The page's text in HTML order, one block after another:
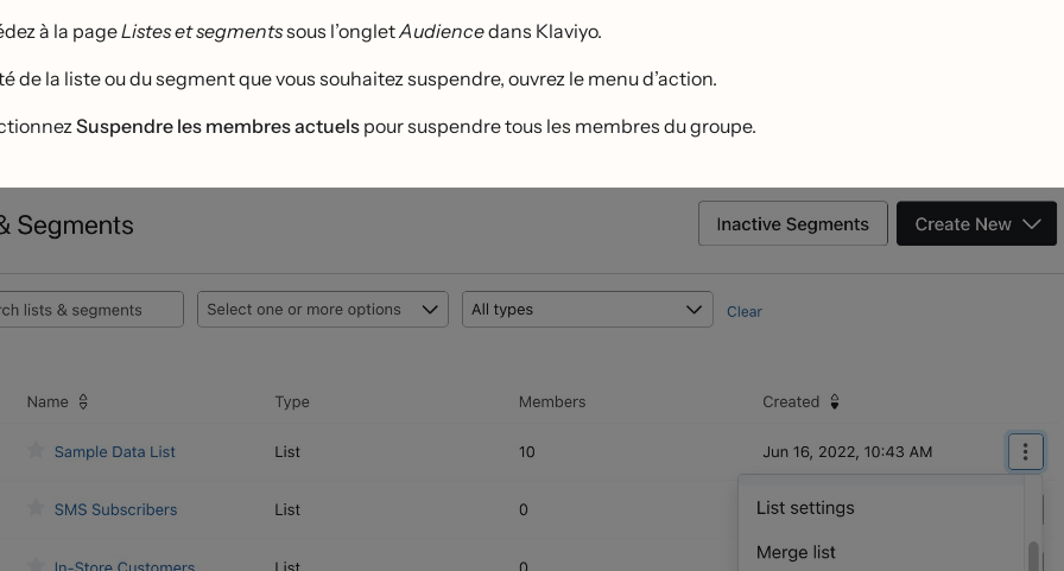
à la pageListes et segmentssous l’ongletAudiencedans Klaviyo.
de la liste ou du segment que vous souhaitez suspendre, ouvrez le menu d’action.
Suspendre les membres actuels pour suspendre tous les membres du groupe.